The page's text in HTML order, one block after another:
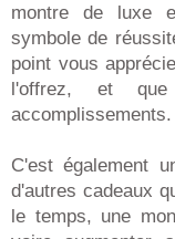
montre de luxe
symbole de
point vous
l'offrez, et
accomplissements.
C'est également
d'autres cadeaux
le temps, une